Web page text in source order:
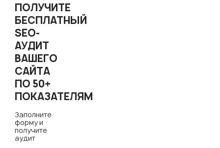
ПОЛУЧИТЕ
БЕСПЛАТНЫЙ
SEO-
АУДИТ
ВАШЕГО
САЙТА
ПО 50+
ПОКАЗАТЕЛЯМ
Заполните
форму и
получите
аудит